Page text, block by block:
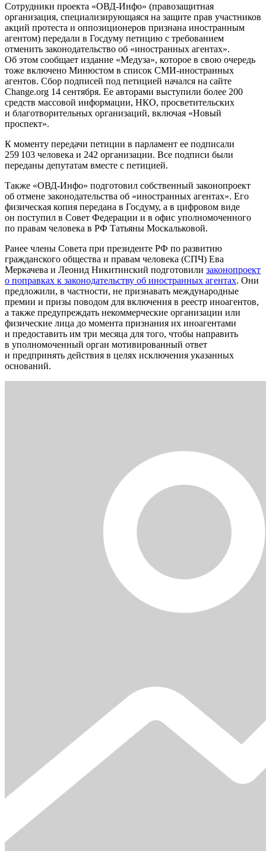
Сотрудники проекта «ОВД-Инфо» (правозащитная
организация, специализирующаяся на защите прав участников
акций протеста и оппозиционеров признана иностранным
агентом) передали в Госдуму петицию с требованием
отменить законодательство об «иностранных агентах».
Об этом сообщает издание «Медуза», которое в свою очередь
тоже включено Минюстом в список СМИ-иностранных
агентов. Сбор подписей под петицией начался на сайте
Change.org 14 сентября. Ее авторами выступили более 200
средств массовой информации, НКО, просветительских
и благотворительных организаций, включая «Новый
проспект».
К моменту передачи петиции в парламент ее подписали
259 103 человека и 242 организации. Все подписи были
переданы депутатам вместе с петицией.
Также «ОВД-Инфо» подготовил собственный законопроект
об отмене законодательства об «иностранных агентах». Его
физическая копия передана в Госдуму, а в цифровом виде
он поступил в Совет Федерации и в офис уполномоченного
по правам человека в РФ Татьяны Москальковой.
Ранее члены Совета при президенте РФ по развитию
гражданского общества и правам человека (СПЧ) Ева
Меркачева и Леонид Никитинский подготовили законопроект
о поправках к законодательству об иностранных агентах. Они
предложили, в частности, не признавать международные
премии и призы поводом для включения в реестр иноагентов,
а также предупреждать некоммерческие организации или
физические лица до момента признания их иноагентами
и предоставить им три месяца для того, чтобы направить
в уполномоченный орган мотивированный ответ
и предпринять действия в целях исключения указанных
оснований.